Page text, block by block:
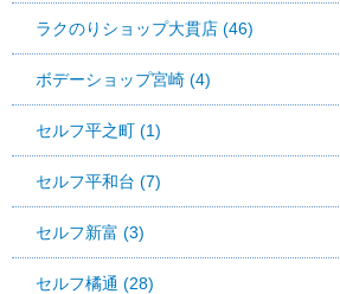
ラクのりショップ大貫店 (46)
ボデーショップ宮崎 (4)
セルフ平之町 (1)
セルフ平和台 (7)
セルフ新富 (3)
セルフ橘通 (28)